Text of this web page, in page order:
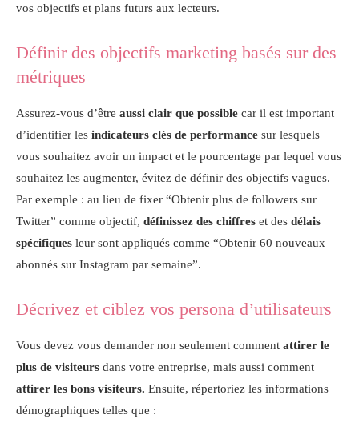
vos objectifs et plans futurs aux lecteurs.
Définir des objectifs marketing basés sur des
métriques
Assurez-vous d’être aussi clair que possible car il est important
d’identifier les indicateurs clés de performance sur lesquels
vous souhaitez avoir un impact et le pourcentage par lequel vous
souhaitez les augmenter, évitez de définir des objectifs vagues.
Par exemple : au lieu de fixer “Obtenir plus de followers sur
Twitter” comme objectif, définissez des chiffres et des délais
spécifiques leur sont appliqués comme “Obtenir 60 nouveaux
abonnés sur Instagram par semaine”.
Décrivez et ciblez vos persona d’utilisateurs
Vous devez vous demander non seulement comment attirer le
plus de visiteurs dans votre entreprise, mais aussi comment
attirer les bons visiteurs. Ensuite, répertoriez les informations
démographiques telles que :